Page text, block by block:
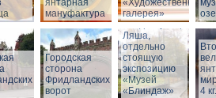
янтарная
мануфактура
«Художественная
галерея»
Городская
сторона
Фридландских
ворот
Вход в бункер
Ляша,
отдельно
стоящую
экспозицию
«Музей
«Блиндаж»
4